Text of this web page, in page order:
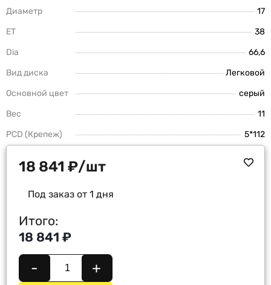
Диаметр
17
ET
38
Dia
66,6
Вид диска
Легковой
Основной цвет
серый
Вес
11
PCD (Крепеж)
5*112
18 841 ₽/шт
Под заказ от 1 дня
Итого:
18 841 ₽
- +